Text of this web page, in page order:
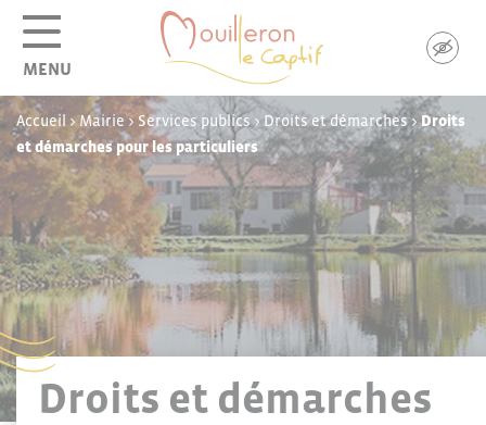
MENU
Accueil >Mairie> Services publics>Droits et démarches>Droits
et démarches pour les particuliers
Droits et démarches
Panneau de gestion des cookies